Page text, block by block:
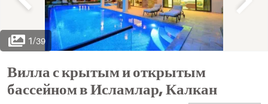
1/39
Вилла с крытым и открытым
бассейном в Исламлар, Калкан